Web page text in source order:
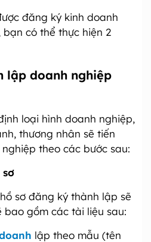
đăng ký kinh doanh
có thể thực hiện 2
lập doanh nghiệp
loại hình doanh nghiệp,
thương nhân sẽ tiến
theo các bước sau:
sơ
sơ đăng ký thành lập sẽ
bao gồm các tài liệu sau:
lập theo mẫu (tên